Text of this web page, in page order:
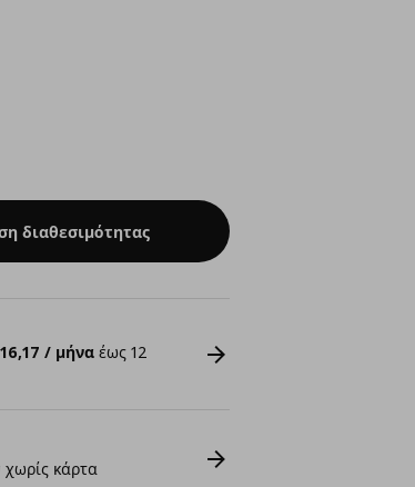
διαθεσιμότητας
/ μήναέως 12
κάρτα